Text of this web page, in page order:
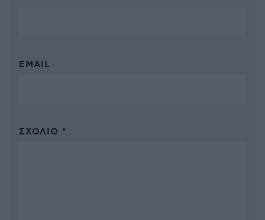
EMAIL
ΣΧΌΛΙΟ *